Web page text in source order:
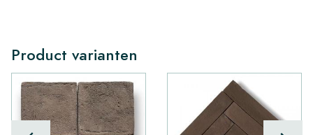
Product varianten